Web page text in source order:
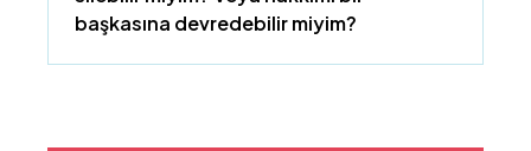
başkasına devredebilir miyim?